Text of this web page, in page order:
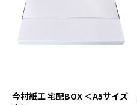
今村紙工 宅配BOX ＜A5サイズ